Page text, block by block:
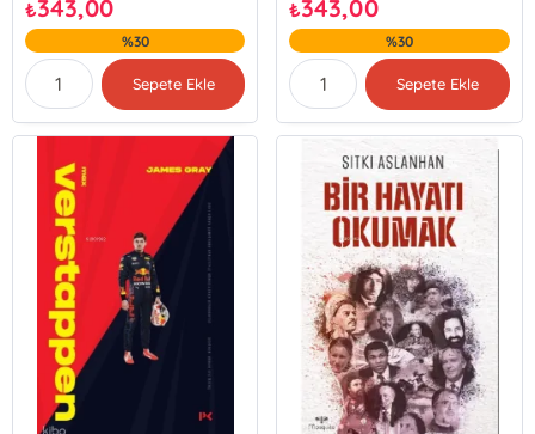
₺343,00
%30
Sepete Ekle
₺343,00
%30
Sepete Ekle